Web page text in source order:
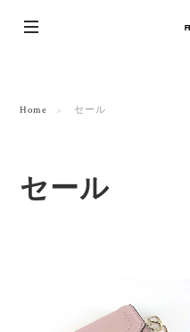
Home セール
セール